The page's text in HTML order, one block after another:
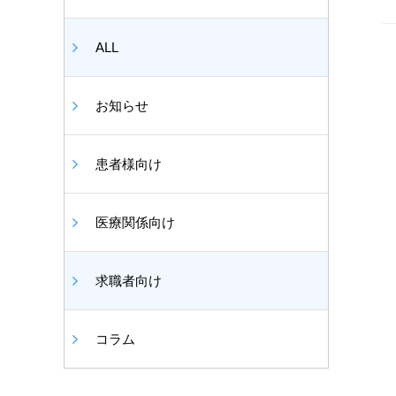
ALL
お知らせ
患者様向け
医療関係向け
求職者向け
コラム